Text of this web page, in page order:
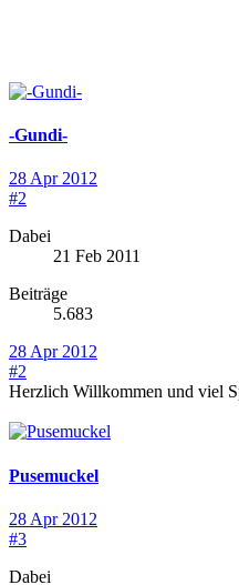
-Gundi-
28 Apr 2012
#2
Dabei
21 Feb 2011
Beiträge
5.683
28 Apr 2012
#2
Herzlich Willkommen und viel
Pusemuckel
28 Apr 2012
#3
Dabei